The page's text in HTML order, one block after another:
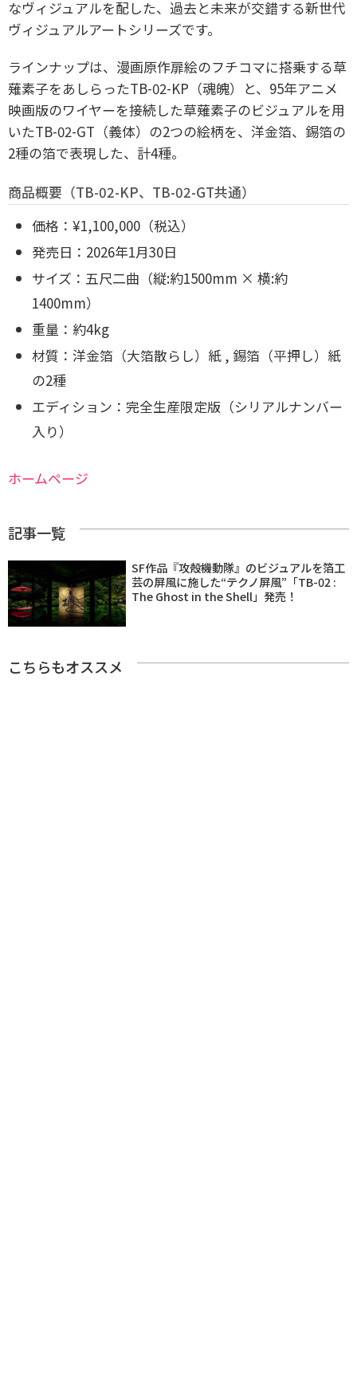
なヴィジュアルを配した、過去と未来が交錯する新世代
ヴィジュアルアートシリーズです。
ラインナップは、漫画原作扉絵のフチコマに搭乗する草
薙素子をあしらったTB-02-KP（魂魄）と、95年アニメ
映画版のワイヤーを接続した草薙素子のビジュアルを用
いたTB-02-GT（義体）の2つの絵柄を、洋金箔、錫箔の
2種の箔で表現した、計4種。
商品概要（TB-02-KP、TB-02-GT共通）
価格：¥1,100,000（税込）
発売日：2026年1月30日
サイズ：五尺二曲（縦:約1500mm × 横:約
1400mm）
重量：約4kg
材質：洋金箔（大箔散らし）紙 , 錫箔（平押し）紙
の2種
エディション：完全生産限定版（シリアルナンバー
入り）
ホームページ
記事一覧
SF作品『攻殻機動隊』のビジュアルを箔工
芸の屏風に施した“テクノ屏風”「TB-02 :
The Ghost in the Shell」発売！
こちらもオススメ